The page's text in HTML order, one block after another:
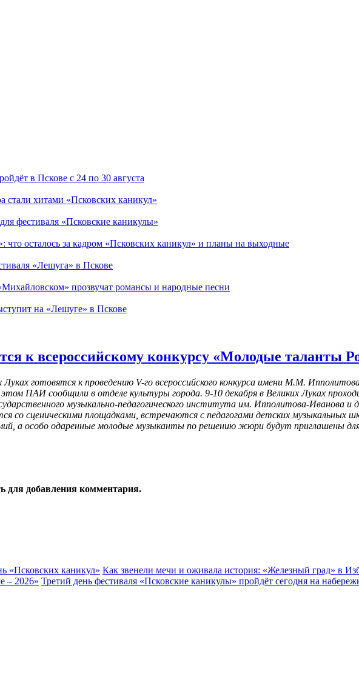
в Пскове с 24 по 30 августа
стали хитами «Псковских каникул»
фестиваля «Псковские каникулы»
что осталось за кадром «Псковских каникул» и планы на выходные
«Лешуга» в Пскове
прозвучат романсы и народные песни
на «Лешуге» в Пскове
к всероссийскому конкурсу «Молодые таланты
Луках готовятся к проведению V-го всероссийского конкурса имени М.М.
ПАИ сообщили в отделе культуры города. 9-10 декабря в Великих Луках
музыкально-педагогического института им. Ипполитова-
со сценическими площадками, встречаются с педагогами детских
а особо одаренные молодые музыканты по решению жюри будут приглашены
для добавления комментария.
«Псковских каникул» Как звенели мечи и оживала история: «Железный град» в
– 2026» Третий день фестиваля «Псковские каникулы» пройдёт сегодня на